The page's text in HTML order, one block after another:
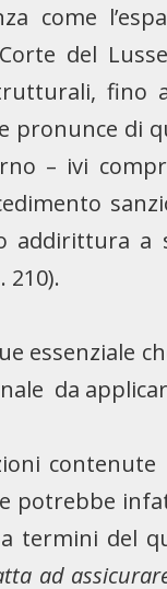
come
del
fino
di
– ivi
addirittura
210).
essenziale
da
potrebbe
termini del
ad